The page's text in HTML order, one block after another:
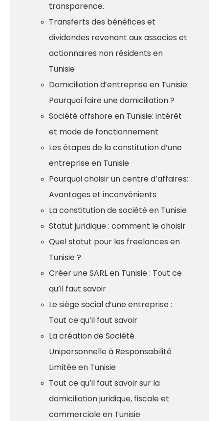
transparence.
Transferts des bénéfices et
dividendes revenant aux associes et
actionnaires non résidents en
Tunisie
Domiciliation d’entreprise en Tunisie:
Pourquoi faire une domiciliation ?
Société offshore en Tunisie: intérêt
et mode de fonctionnement
Les étapes de la constitution d’une
entreprise en Tunisie
Pourquoi choisir un centre d’affaires:
Avantages et inconvénients
La constitution de société en Tunisie
Statut juridique : comment le choisir
Quel statut pour les freelances en
Tunisie ?
Créer une SARL en Tunisie : Tout ce
qu’il faut savoir
Le siège social d’une entreprise :
Tout ce qu’il faut savoir
La création de Société
Unipersonnelle à Responsabilité
Limitée en Tunisie
Tout ce qu’il faut savoir sur la
domiciliation juridique, fiscale et
commerciale en Tunisie